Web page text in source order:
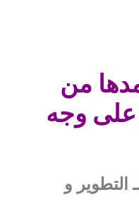
من
وجه
التطوير و